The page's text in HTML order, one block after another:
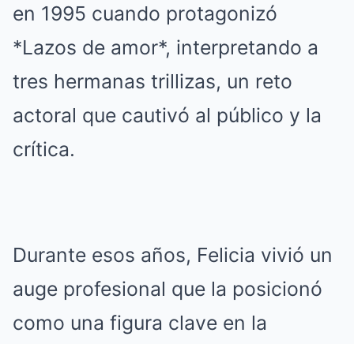
en 1995 cuando protagonizó
*Lazos de amor*, interpretando a
tres hermanas trillizas, un reto
actoral que cautivó al público y la
crítica.
Durante esos años, Felicia vivió un
auge profesional que la posicionó
como una figura clave en la